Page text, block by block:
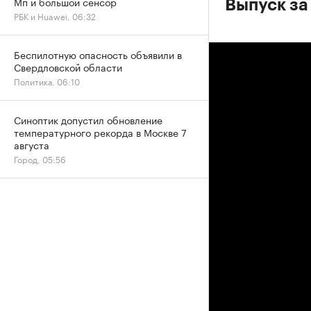
Выпуск
РБК и Huawei, 06:32
Беспилотную опасность объявили в
Свердловской области
Политика, 06:10
Синоптик допустил обновление
температурного рекорда в Москве 7
августа
Город, 05:56